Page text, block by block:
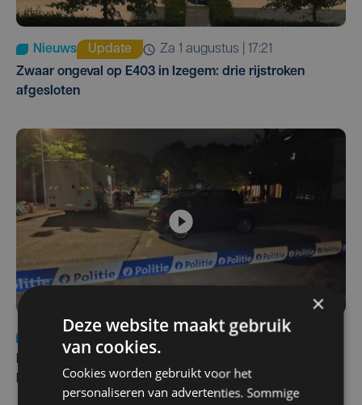
Nieuws Update
za 1 augustus | 17:21
Zwaar ongeval op E403 in Izegem: drie rijstroken
afgesloten
di 4 augustus | 09:32
Man en vrouw dood aangetroffen in woning in Sint-
Pieters Brugge
×
Deze website maakt gebruik
van cookies.
Cookies worden gebruikt voor het
personaliseren van advertenties. Sommige